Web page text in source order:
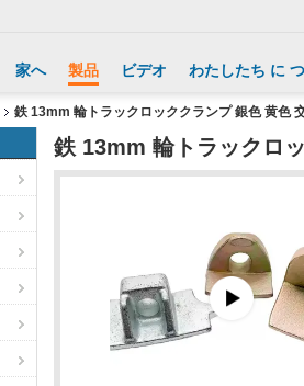
家へ 製品 ビデオ わたしたち に
鉄 13mm 輪トラックロッククランプ 銀色 黄色
鉄 13mm 輪トラックロ